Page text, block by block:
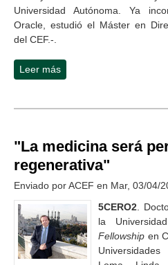
Universidad Autónoma. Ya
Oracle, estudió el Máster en
del CEF.-.
Leer más
"La medicina será
regenerativa"
Enviado porACEF en Mar, 03/04/
5CERO2 .
la
Fellowship en